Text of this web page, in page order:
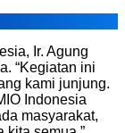
Ir. Agung
“Kegiatan ini
kami junjung.
Indonesia
masyarakat,